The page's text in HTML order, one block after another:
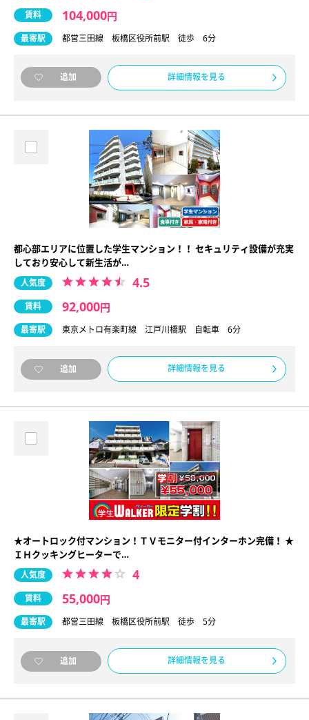
賃料 104,000円
最寄駅 都営三田線 板橋区役所前駅 徒歩 6分
追加 詳細情報を見る
都心部エリアに位置した学生マンション！！ セキュリティ設備が充実
しており安心して新生活が…
人気度 4.5
賃料 92,000円
最寄駅 東京メトロ有楽町線 江戸川橋駅 自転車 6分
追加 詳細情報を見る
★オートロック付マンション！ＴＶモニター付インターホン完備！ ★
ＩＨクッキングヒーターで…
人気度 4
賃料 55,000円
最寄駅 都営三田線 板橋区役所前駅 徒歩 5分
追加 詳細情報を見る